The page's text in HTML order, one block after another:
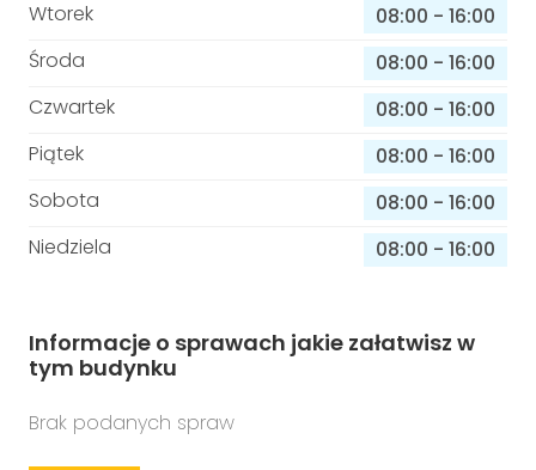
Wtorek 08:00 - 16:00
Środa
08:00 - 16:00
Czwartek
08:00 - 16:00
Piątek
08:00 - 16:00
Sobota
08:00 - 16:00
Niedziela
08:00 - 16:00
Informacje o sprawach jakie załatwisz w
tym budynku
Brak podanych spraw